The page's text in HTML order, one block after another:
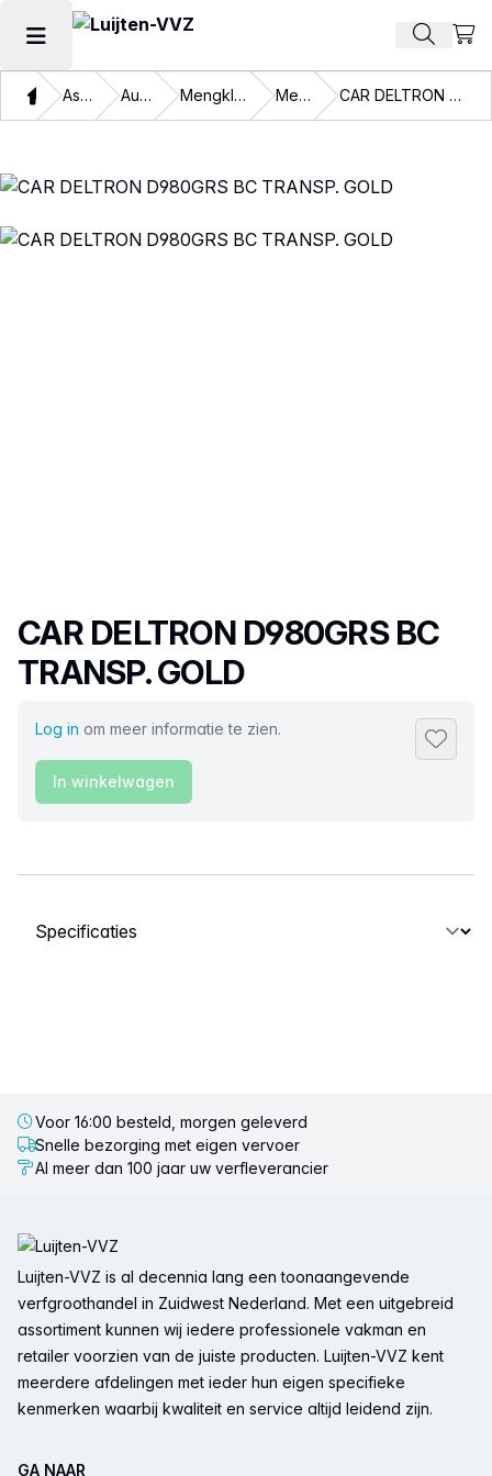
Hoofdmenu openen Zoek
ThuisAssortiment Autolakken Mengkleuren en binders Mengkleuren CAR DELTRON D980GRS BC TRANSP. GOLD
Productnaam
CAR DELTRON D980GRS BC
TRANSP. GOLD
Log in om meer informatie te zien.
In winkelwagen
Selecteer een tabblad
Voor 16:00 besteld, morgen geleverd
Snelle bezorging met eigen vervoer
Al meer dan 100 jaar uw verfleverancier
Luijten-VVZ is al decennia lang een toonaangevende
verfgroothandel in Zuidwest Nederland. Met een uitgebreid
assortiment kunnen wij iedere professionele vakman en
retailer voorzien van de juiste producten. Luijten-VVZ kent
meerdere afdelingen met ieder hun eigen specifieke
kenmerken waarbij kwaliteit en service altijd leidend zijn.
GA NAAR